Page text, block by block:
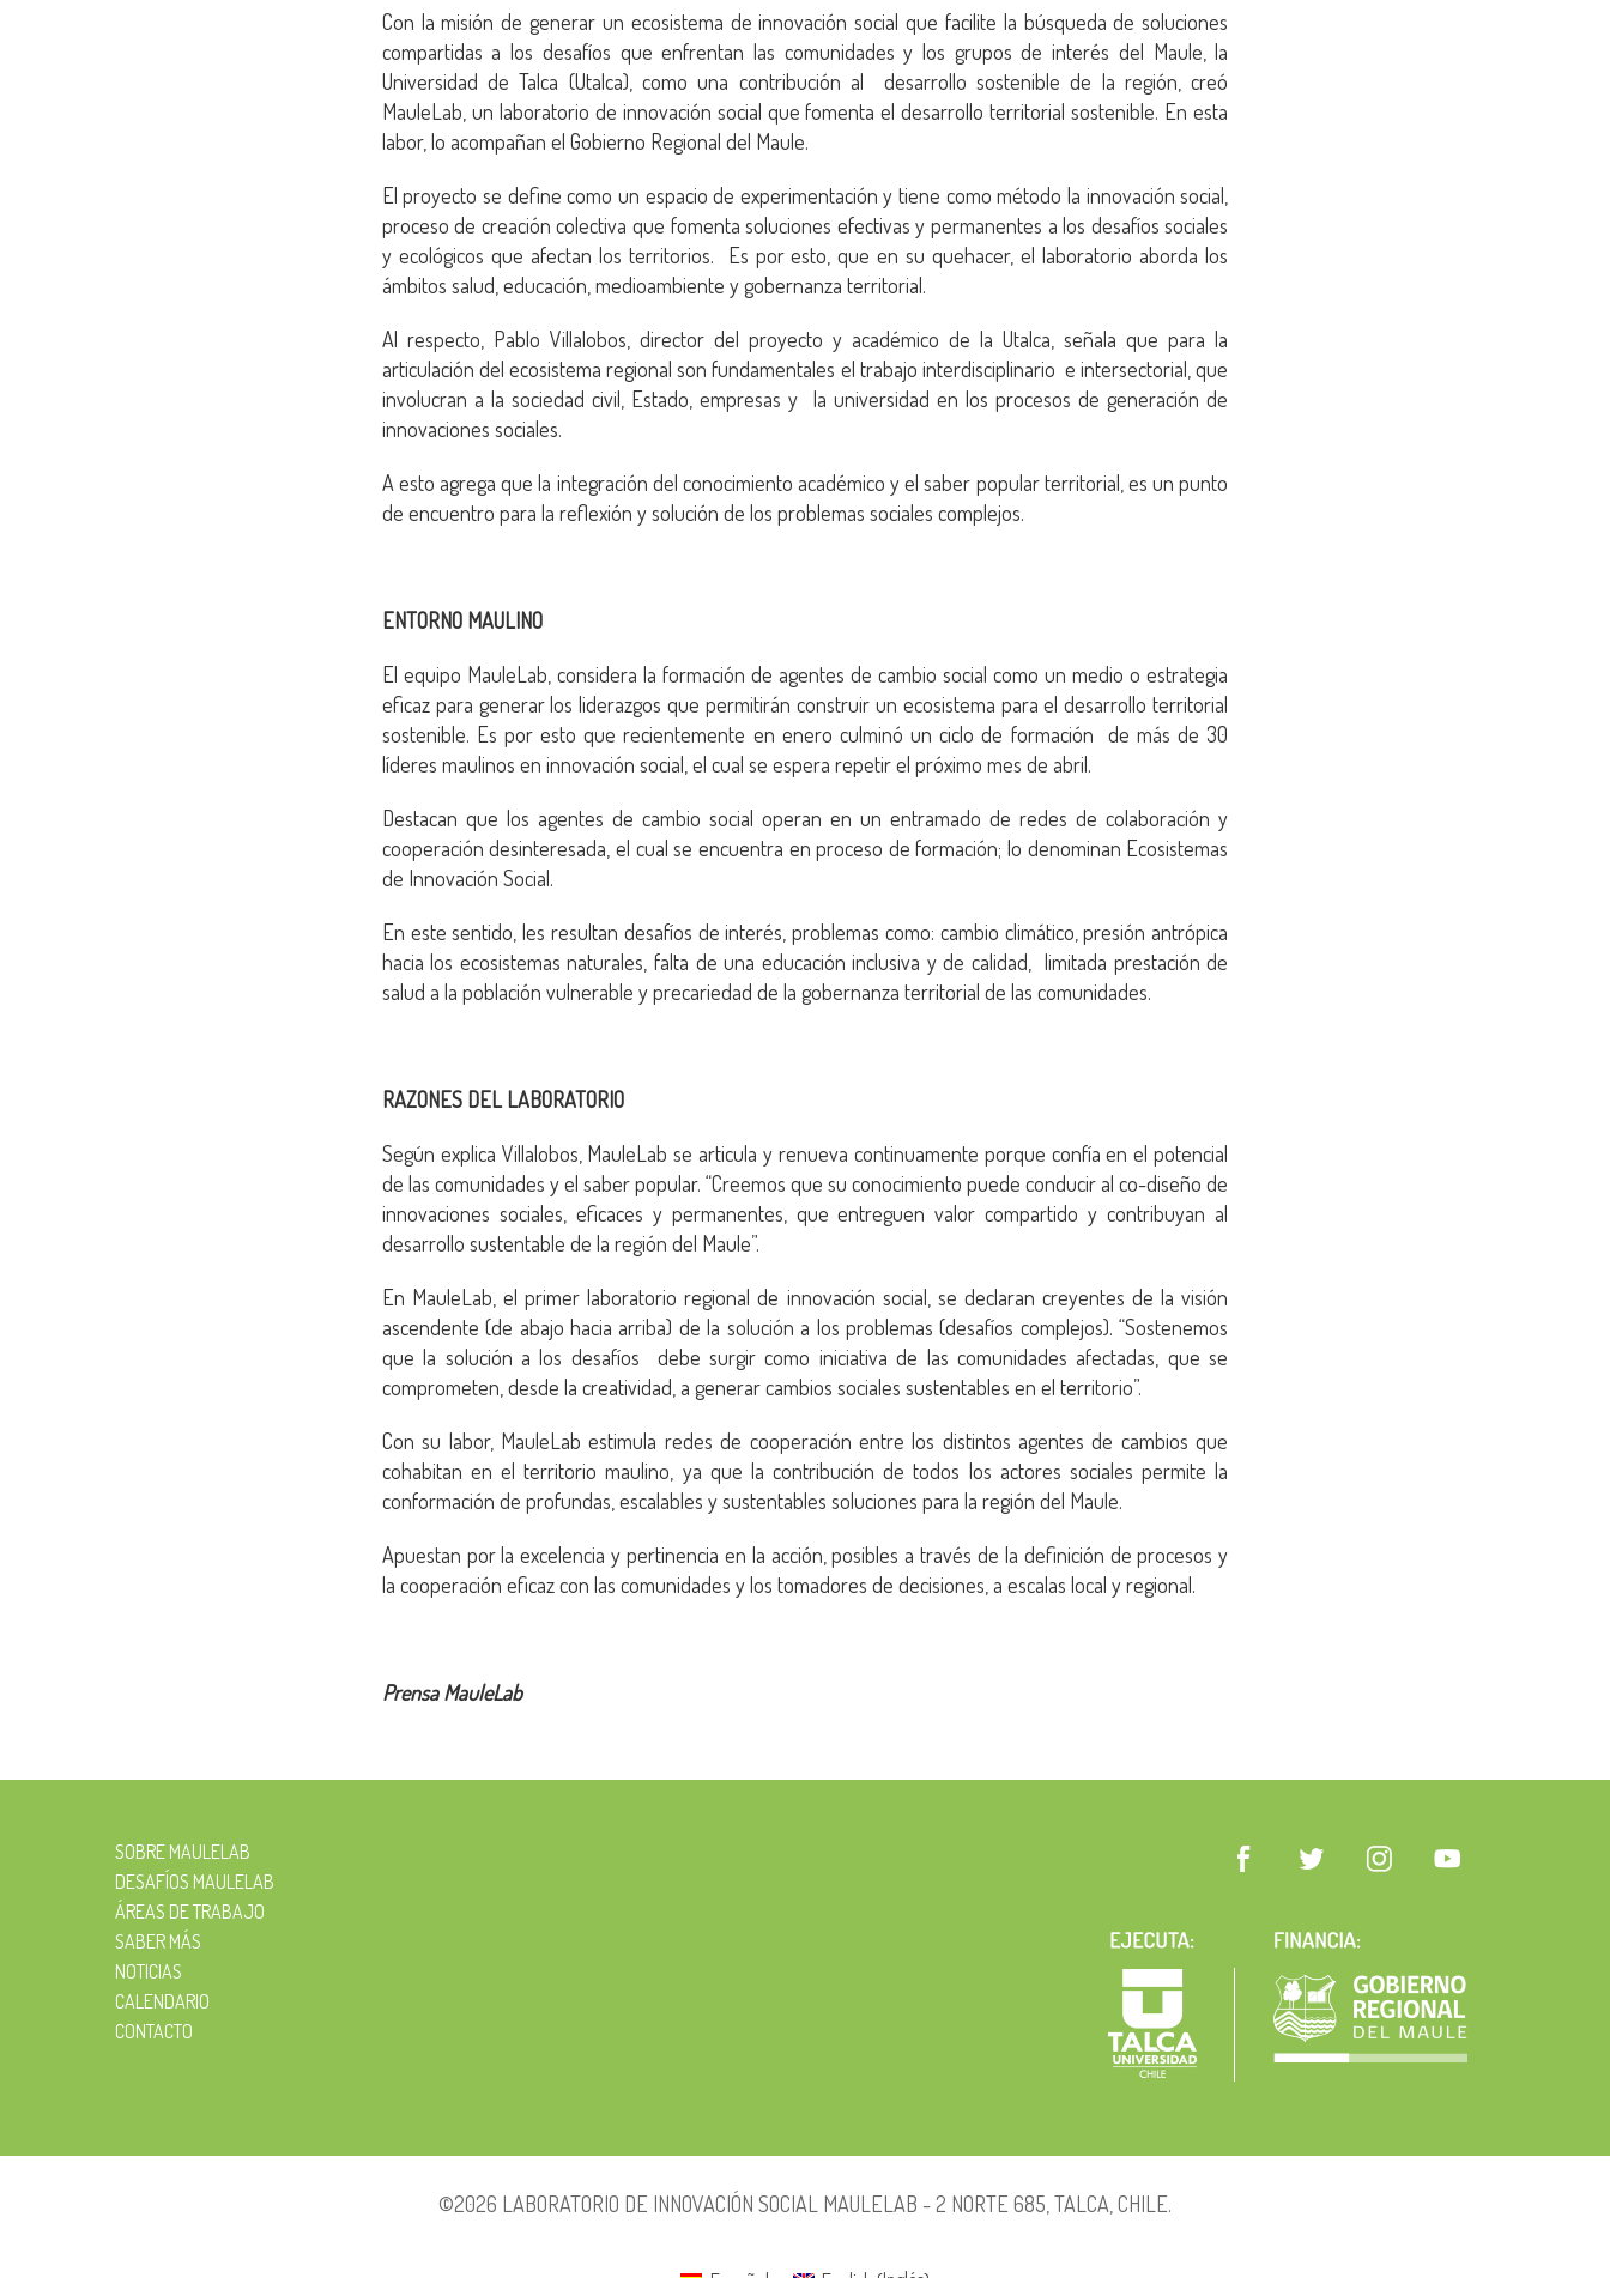
Con la misión de generar un ecosistema de innovación social que facilite la búsqueda de soluciones
compartidas a los desafíos que enfrentan las comunidades y los grupos de interés del Maule, la
Universidad de Talca (Utalca), como una contribución al desarrollo sostenible de la región, creó
MauleLab, un laboratorio de innovación social que fomenta el desarrollo territorial sostenible. En esta
labor, lo acompañan el Gobierno Regional del Maule.
El proyecto se define como un espacio de experimentación y tiene como método la innovación social,
proceso de creación colectiva que fomenta soluciones efectivas y permanentes a los desafíos sociales
y ecológicos que afectan los territorios. Es por esto, que en su quehacer, el laboratorio aborda los
ámbitos salud, educación, medioambiente y gobernanza territorial.
Al respecto, Pablo Villalobos, director del proyecto y académico de la Utalca, señala que para la
articulación del ecosistema regional son fundamentales el trabajo interdisciplinario e intersectorial, que
involucran a la sociedad civil, Estado, empresas y la universidad en los procesos de generación de
innovaciones sociales.
A esto agrega que la integración del conocimiento académico y el saber popular territorial, es un punto
de encuentro para la reflexión y solución de los problemas sociales complejos.
ENTORNO MAULINO
El equipo MauleLab, considera la formación de agentes de cambio social como un medio o estrategia
eficaz para generar los liderazgos que permitirán construir un ecosistema para el desarrollo territorial
sostenible. Es por esto que recientemente en enero culminó un ciclo de formación de más de 30
líderes maulinos en innovación social, el cual se espera repetir el próximo mes de abril.
Destacan que los agentes de cambio social operan en un entramado de redes de colaboración y
cooperación desinteresada, el cual se encuentra en proceso de formación; lo denominan Ecosistemas
de Innovación Social.
En este sentido, les resultan desafíos de interés, problemas como: cambio climático, presión antrópica
hacia los ecosistemas naturales, falta de una educación inclusiva y de calidad, limitada prestación de
salud a la población vulnerable y precariedad de la gobernanza territorial de las comunidades.
RAZONES DEL LABORATORIO
Según explica Villalobos, MauleLab se articula y renueva continuamente porque confía en el potencial
de las comunidades y el saber popular. “Creemos que su conocimiento puede conducir al co-diseño de
innovaciones sociales, eficaces y permanentes, que entreguen valor compartido y contribuyan al
desarrollo sustentable de la región del Maule”.
En MauleLab, el primer laboratorio regional de innovación social, se declaran creyentes de la visión
ascendente (de abajo hacia arriba) de la solución a los problemas (desafíos complejos). “Sostenemos
que la solución a los desafíos debe surgir como iniciativa de las comunidades afectadas, que se
comprometen, desde la creatividad, a generar cambios sociales sustentables en el territorio”.
Con su labor, MauleLab estimula redes de cooperación entre los distintos agentes de cambios que
cohabitan en el territorio maulino, ya que la contribución de todos los actores sociales permite la
conformación de profundas, escalables y sustentables soluciones para la región del Maule.
Apuestan por la excelencia y pertinencia en la acción, posibles a través de la definición de procesos y
la cooperación eficaz con las comunidades y los tomadores de decisiones, a escalas local y regional.
Prensa MauleLab
SOBRE MAULELAB
DESAFÍOS MAULELAB
ÁREAS DE TRABAJO
SABER MÁS
NOTICIAS
CALENDARIO
CONTACTO
©2026 LABORATORIO DE INNOVACIÓN SOCIAL MAULELAB - 2 NORTE 685, TALCA, CHILE.